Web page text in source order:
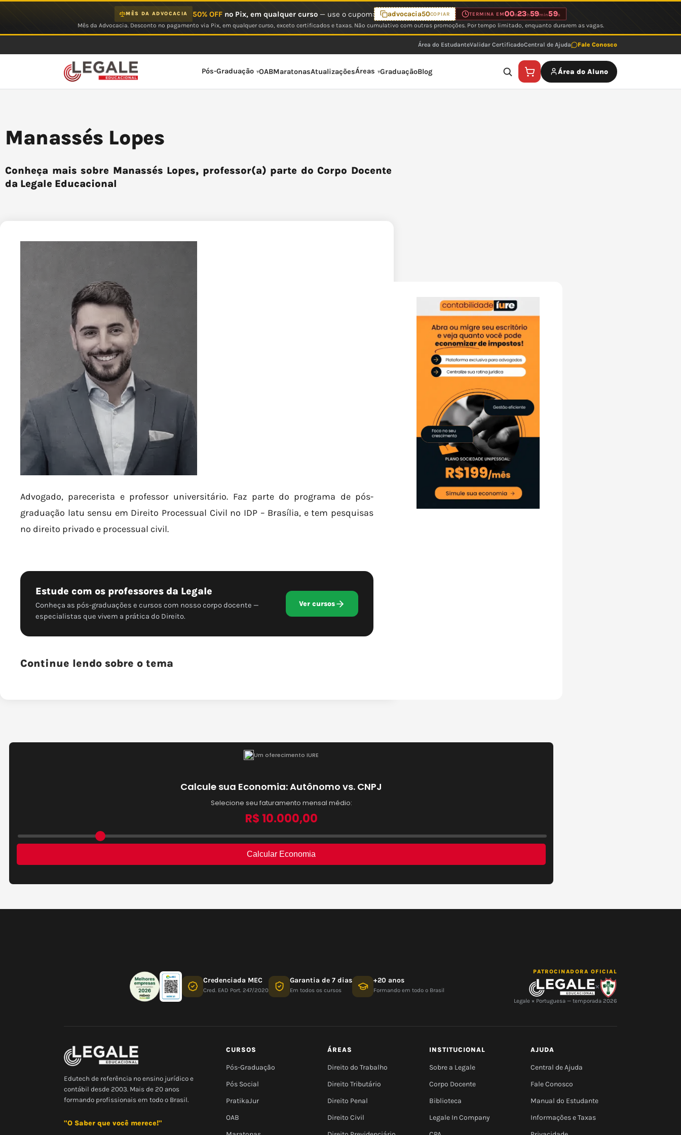
MÊS DA ADVOCACIA 50% OFFno Pix, em qualquer curso— use o cupom: advocacia50COPIAR TERMINA EM00d23 h59min59s
Mês da Advocacia. Desconto no pagamento via Pix, em qualquer curso, exceto certificados e taxas. Não cumulativo com outras promoções. Por tempo limitado, enquanto durarem as vagas.
Área do EstudanteValidar CertificadoCentral de Ajuda Fale Conosco
Pós-Graduação OABMaratonasAtualizaçõesÁreas GraduaçãoBlog Área do Aluno
Manassés Lopes
Conheça mais sobre Manassés Lopes, professor(a) parte do Corpo Docente
da Legale Educacional
Advogado, parecerista e professor universitário. Faz parte do programa de pós-
graduação latu sensu em Direito Processual Civil no IDP – Brasília, e tem pesquisas
no direito privado e processual civil.
Estude com os professores da Legale
Conheça as pós-graduações e cursos com nosso corpo docente —
especialistas que vivem a prática do Direito.
Ver cursos
Continue lendo sobre o tema
Credenciada MEC
Cred. EAD Port. 247/2020
Garantia de 7 dias
Em todos os cursos
+20 anos
Formando em todo o Brasil
PATROCINADORA OFICIAL
×
Legale × Portuguesa — temporada 2026
Edutech de referência no ensino jurídico e
contábil desde 2003. Mais de 20 anos
formando profissionais em todo o Brasil.
"O Saber que você merece!"
CURSOS
Pós-Graduação
Pós Social
PratikaJur
OAB
ÁREAS
Direito do Trabalho
Direito Tributário
Direito Penal
Direito Civil
INSTITUCIONAL
Sobre a Legale
Corpo Docente
Biblioteca
Legale In Company
AJUDA
Central de Ajuda
Fale Conosco
Manual do Estudante
Informações e Taxas